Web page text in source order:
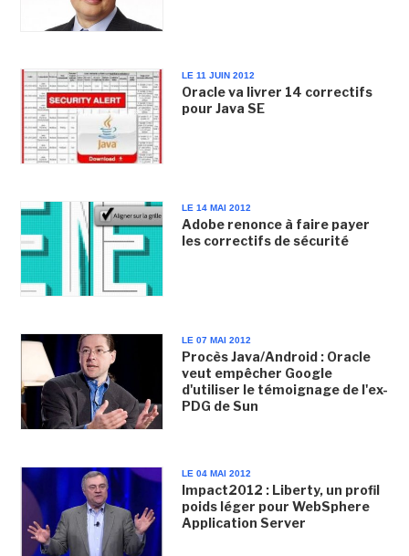
LE 11 JUIN 2012
Oracle va livrer 14 correctifs
pour Java SE
LE 14 MAI 2012
Adobe renonce à faire payer
les correctifs de sécurité
LE 07 MAI 2012
Procès Java/Android : Oracle
veut empêcher Google
d'utiliser le témoignage de l'ex-
PDG de Sun
LE 04 MAI 2012
Impact2012 : Liberty, un profil
poids léger pour WebSphere
Application Server